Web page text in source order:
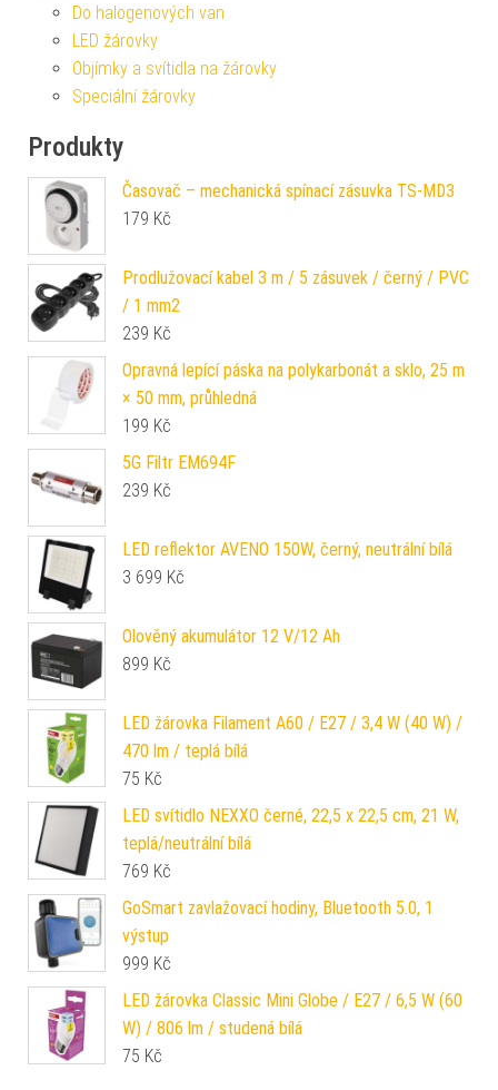
Do halogenových van
LED žárovky
Objímky a svítidla na žárovky
Speciální žárovky
Produkty
Časovač – mechanická spínací zásuvka TS-MD3
179 Kč
Prodlužovací kabel 3 m / 5 zásuvek / černý / PVC
/ 1 mm2
239 Kč
Opravná lepící páska na polykarbonát a sklo, 25 m
× 50 mm, průhledná
199 Kč
5G Filtr EM694F
239 Kč
LED reflektor AVENO 150W, černý, neutrální bílá
3 699 Kč
Olověný akumulátor 12 V/12 Ah
899 Kč
LED žárovka Filament A60 / E27 / 3,4 W (40 W) /
470 lm / teplá bílá
75 Kč
LED svítidlo NEXXO černé, 22,5 x 22,5 cm, 21 W,
teplá/neutrální bílá
769 Kč
GoSmart zavlažovací hodiny, Bluetooth 5.0, 1
výstup
999 Kč
LED žárovka Classic Mini Globe / E27 / 6,5 W (60
W) / 806 lm / studená bílá
75 Kč